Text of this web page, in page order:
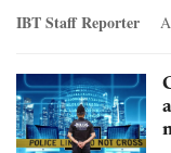
IBT Staff Reporter